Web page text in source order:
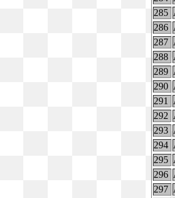
285
286
287
288
289
290
291
292
293
294
295
296
297